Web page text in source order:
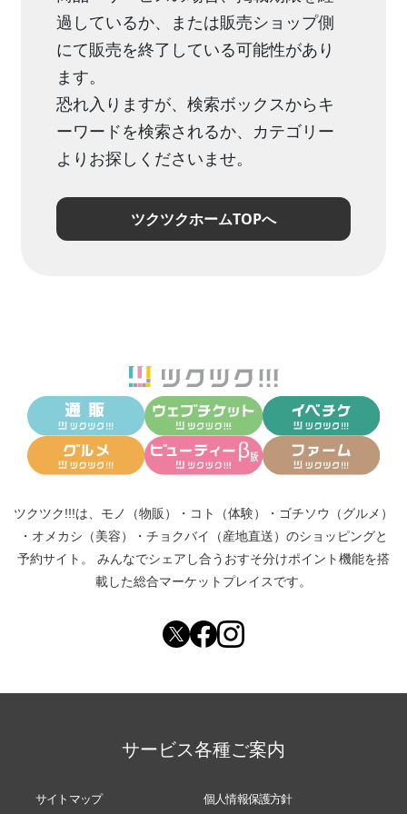
過しているか、または販売ショップ側
にて販売を終了している可能性があり
ます。
恐れ入りますが、検索ボックスからキ
ーワードを検索されるか、カテゴリー
よりお探しくださいませ。
ツクツクホームTOPへ
ツクツク!!!は、 モノ（物販） ・ コト（体験） ・ ゴチソウ（グルメ）
・ オメカシ（美容） ・ チョクバイ（産地直送） のショッピングと
予約サイト。
みんなでシェアし合う おすそ分けポイント機能を搭
載した総合マーケットプレイスです。
サービス各種ご案内
サイトマップ 個人情報保護方針